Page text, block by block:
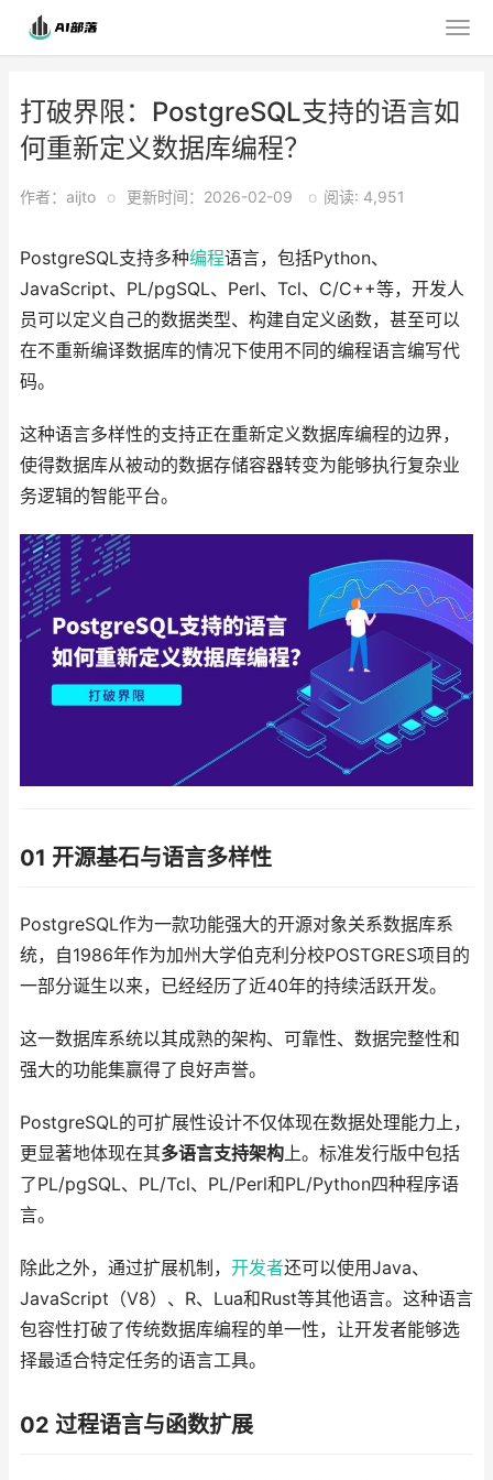
打破界限：PostgreSQL支持的语言如
何重新定义数据库编程？
作者：aijto o 更新时间：2026-02-09 o 阅读: 4,951
PostgreSQL支持多种编程语言，包括Python、
JavaScript、PL/pgSQL、Perl、Tcl、C/C++等，开发人
员可以定义自己的数据类型、构建自定义函数，甚至可以
在不重新编译数据库的情况下使用不同的编程语言编写代
码。
这种语言多样性的支持正在重新定义数据库编程的边界，
使得数据库从被动的数据存储容器转变为能够执行复杂业
务逻辑的智能平台。
01 开源基石与语言多样性
PostgreSQL作为一款功能强大的开源对象关系数据库系
统，自1986年作为加州大学伯克利分校POSTGRES项目的
一部分诞生以来，已经经历了近40年的持续活跃开发。
这一数据库系统以其成熟的架构、可靠性、数据完整性和
强大的功能集赢得了良好声誉。
PostgreSQL的可扩展性设计不仅体现在数据处理能力上，
更显著地体现在其多语言支持架构上。标准发行版中包括
了PL/pgSQL、PL/Tcl、PL/Perl和PL/Python四种程序语
言。
除此之外，通过扩展机制， 开发者还可以使用Java、
JavaScript（V8）、R、Lua和Rust等其他语言。这种语言
包容性打破了传统数据库编程的单一性，让开发者能够选
择最适合特定任务的语言工具。
02 过程语言与函数扩展